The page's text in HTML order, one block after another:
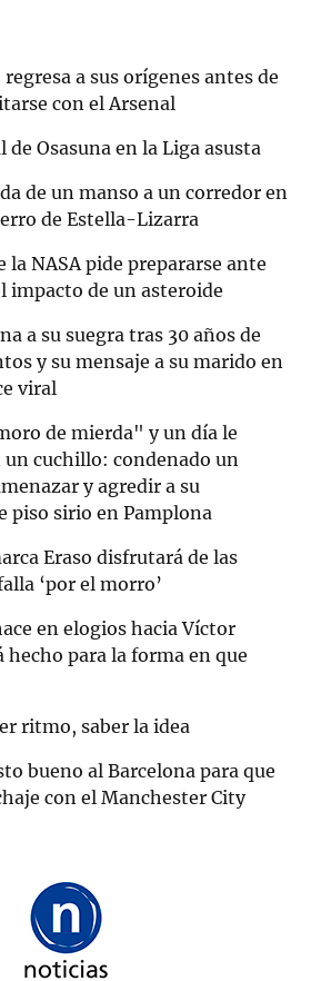
a sus orígenes antes de
con el Arsenal
Osasuna en la Liga asusta
de un manso a un corredor en
de Estella-Lizarra
la NASA pide prepararse ante
impacto de un asteroide
a su suegra tras 30 años de
y su mensaje a su marido en
viral
de mierda" y un día le
un cuchillo: condenado un
y agredir a su
piso sirio en Pamplona
Eraso disfrutará de las
‘por el morro’
en elogios hacia Víctor
para la forma en que
ritmo, saber la idea
bueno al Barcelona para que
con el Manchester City